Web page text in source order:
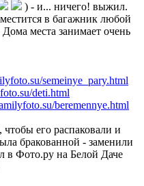
) - и... ничего! выжил.
в багажник любой
места занимает очень
semeinye_pary.html
deti.html
beremennye.html
чтобы его распаковали и
бракованной - заменили
в Фото.ру на Белой Даче